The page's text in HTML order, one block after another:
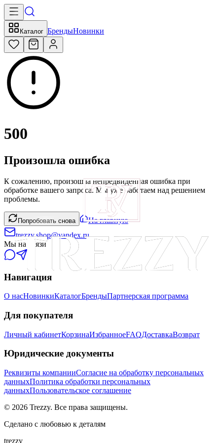
Каталог БрендыНовинки
500
Произошла ошибка
К сожалению, произошла непредвиденная ошибка при
обработке вашего запроса. Мы уже работаем над решением
проблемы.
Попробовать снова
На главную
trezzy.shop@yandex.ru
Мы на связи
Навигация
О насНовинкиКаталогБрендыПартнерская программа
Для покупателя
Личный кабинетКорзинаИзбранноеFAQДоставкаВозврат
Юридические документы
Реквизиты компанииСогласие на обработку персональных
данныхПолитика обработки персональных
данныхПользовательское соглашение
© 2026 Trezzy. Все права защищены.
Сделано с любовью к деталям
trezzy